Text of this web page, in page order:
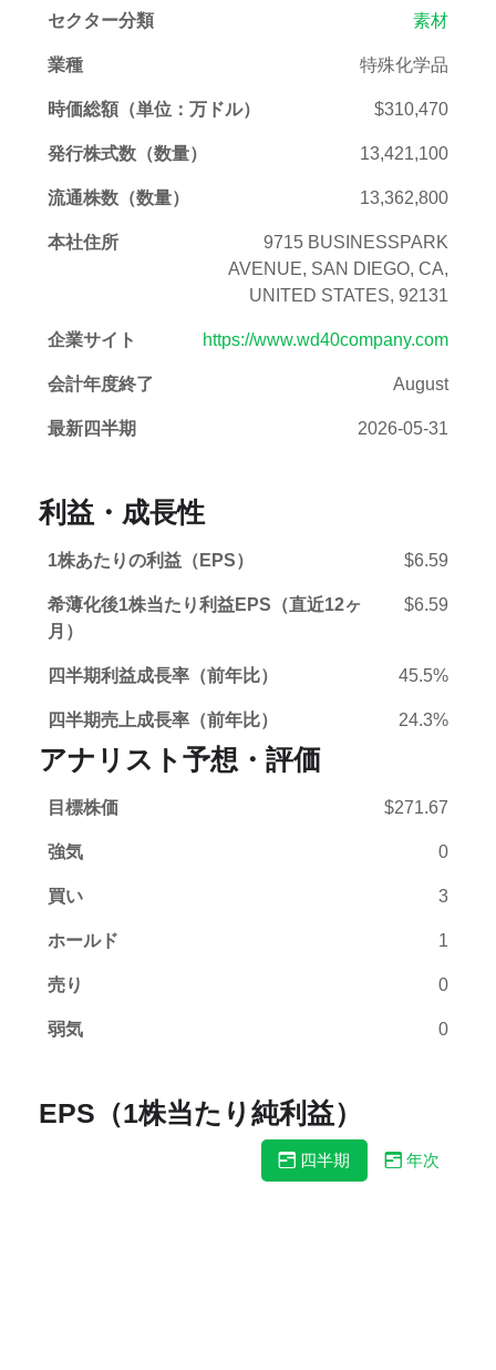
セクター分類 素材
業種 特殊化学品
時価総額（単位：万ドル） $310,470
発行株式数（数量） 13,421,100
流通株数（数量） 13,362,800
本社住所
9715 BUSINESSPARK
AVENUE, SAN DIEGO, CA,
UNITED STATES, 92131
企業サイト https://www.wd40company.com
会計年度終了 August
最新四半期 2026-05-31
利益・成長性
1株あたりの利益（EPS） $6.59
希薄化後1株当たり利益EPS（直近12ヶ
月）
$6.59
四半期利益成長率（前年比） 45.5%
四半期売上成長率（前年比） 24.3%
アナリスト予想・評価
目標株価 $271.67
強気 0
買い 3
ホールド 1
売り 0
弱気 0
EPS（1株当たり純利益）
四半期 年次